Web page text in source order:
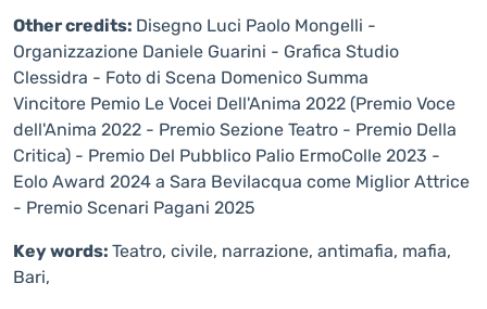
Other credits: Disegno Luci Paolo Mongelli -
Organizzazione Daniele Guarini - Grafica Studio
Clessidra - Foto di Scena Domenico Summa
Vincitore Pemio Le Vocei Dell'Anima 2022 (Premio Voce
dell'Anima 2022 - Premio Sezione Teatro - Premio Della
Critica) - Premio Del Pubblico Palio ErmoColle 2023 -
Eolo Award 2024 a Sara Bevilacqua come Miglior Attrice
- Premio Scenari Pagani 2025
Key words: Teatro, civile, narrazione, antimafia, mafia,
Bari,